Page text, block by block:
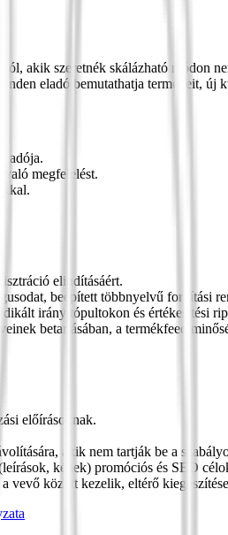
akik szeretnék skálázható módon
eladó bemutathatja termékeit,
megfelelést.
elindításáért.
beépített többnyelvű fordítási
irányítópultokon és értékesítési
betartásában, a termékfeed
előírásoknak.
akik nem tartják be a
képek) promóciós és SEO
vevő között kezelik, eltérő